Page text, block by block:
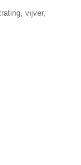
vijver,